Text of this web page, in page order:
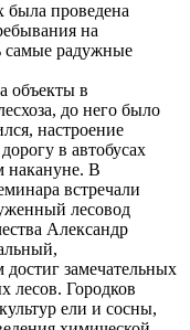
была проведена
на
самые радужные
объекты в
до него было
настроение
в автобусах
накануне. В
встречали
лесовод
Александр
замечательных
лесов. Городков
ели и сосны,